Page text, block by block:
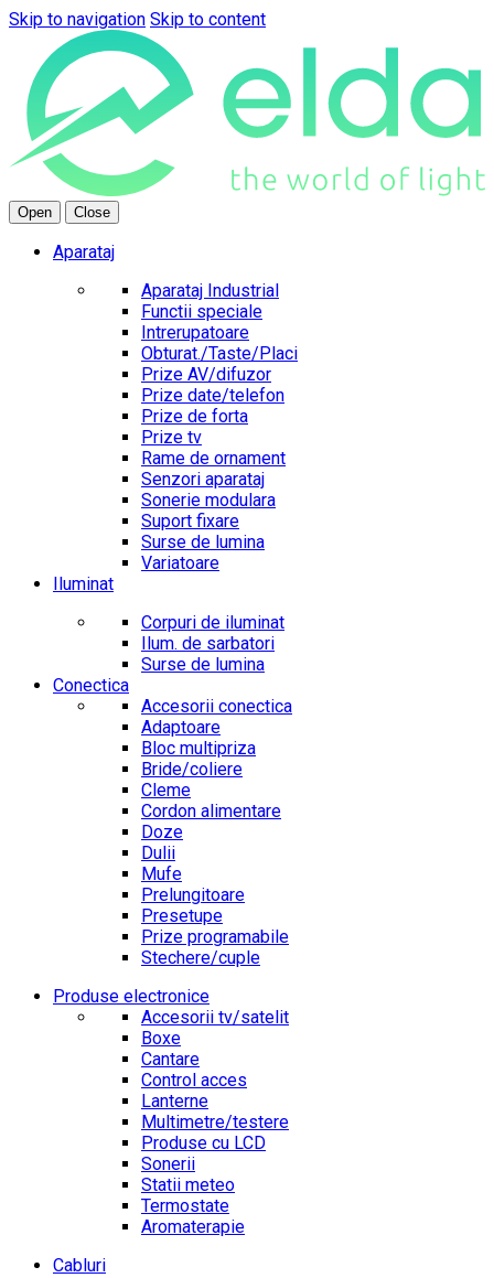
Skip to navigation Skip to content
Open Close
Aparataj
Aparataj Industrial
Functii speciale
Intrerupatoare
Obturat./Taste/Placi
Prize AV/difuzor
Prize date/telefon
Prize de forta
Prize tv
Rame de ornament
Senzori aparataj
Sonerie modulara
Suport fixare
Surse de lumina
Variatoare
Iluminat
Corpuri de iluminat
Ilum. de sarbatori
Surse de lumina
Conectica
Accesorii conectica
Adaptoare
Bloc multipriza
Bride/coliere
Cleme
Cordon alimentare
Doze
Dulii
Mufe
Prelungitoare
Presetupe
Prize programabile
Stechere/cuple
Produse electronice
Accesorii tv/satelit
Boxe
Cantare
Control acces
Lanterne
Multimetre/testere
Produse cu LCD
Sonerii
Statii meteo
Termostate
Aromaterapie
Cabluri